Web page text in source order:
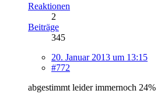
Reaktionen
2
Beiträge
345
20. Januar 2013 um 13:15
#772
abgestimmt leider immernoch 24%